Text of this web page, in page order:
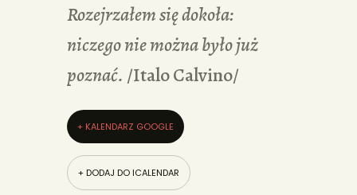
Rozejrzałem się dokoła:
niczego nie można było już
poznać. /Italo Calvino/
+ KALENDARZ GOOGLE
+ DODAJ DO ICALENDAR